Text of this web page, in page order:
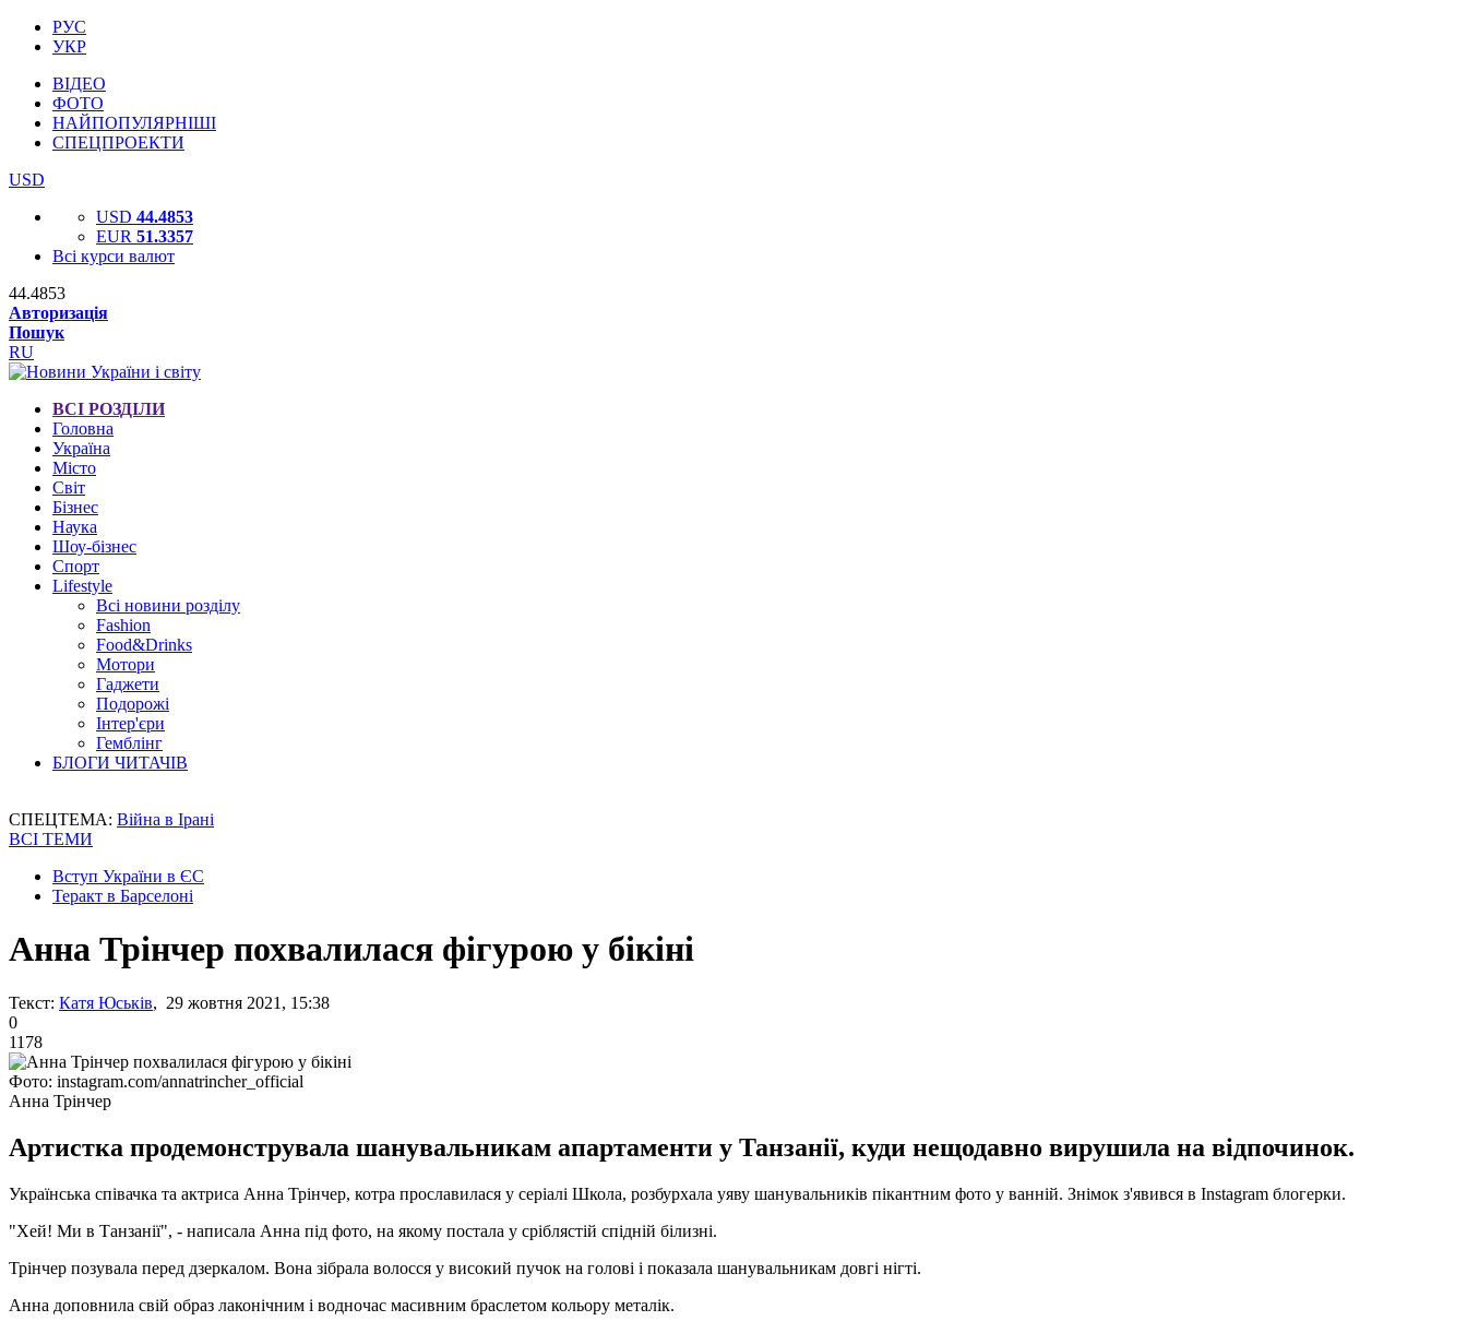
РУС
УКР
ВІДЕО
ФОТО
НАЙПОПУЛЯРНІШІ
СПЕЦПРОЕКТИ
USD
USD 44.4853
EUR 51.3357
Всі курси валют
44.4853
Авторизація
Пошук
RU
ВСІ РОЗДІЛИ
Головна
Україна
Місто
Світ
Бізнес
Наука
Шоу-бізнес
Спорт
Lifestyle
Всі новини розділу
Fashion
Food&Drinks
Мотори
Гаджети
Подорожі
Інтер'єри
Гемблінг
БЛОГИ ЧИТАЧІВ
СПЕЦТЕМА: Війна в Ірані
ВСІ ТЕМИ
Вступ України в ЄС
Теракт в Барселоні
Анна Трінчер похвалилася фігурою у бікіні
Текст: Катя Юськів, 29 жовтня 2021, 15:38
0
1178
Фото: instagram.com/annatrincher_official
Анна Трінчер
Артистка продемонструвала шанувальникам апартаменти у Танзанії, куди нещодавно вирушила на відпочинок.
Українська співачка та актриса Анна Трінчер, котра прославилася у серіалі Школа, розбурхала уяву шанувальників пікантним фото у ванній. Знімок з'явився в Instagram блогерки.
"Хей! Ми в Танзанії", - написала Анна під фото, на якому постала у сріблястій спідній білизні.
Трінчер позувала перед дзеркалом. Вона зібрала волосся у високий пучок на голові і показала шанувальникам довгі нігті.
Анна доповнила свій образ лаконічним і водночас масивним браслетом кольору металік.